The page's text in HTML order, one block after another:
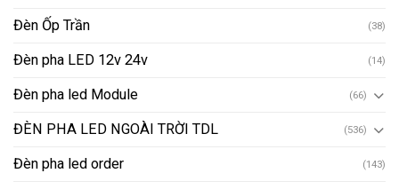
Đèn Ốp Trần (38)
Đèn pha LED 12v 24v (14)
Đèn pha led Module (66)
ĐÈN PHA LED NGOÀI TRỜI TDL (536)
Đèn pha led order (143)